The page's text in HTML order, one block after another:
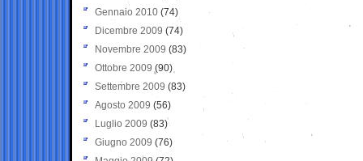
Gennaio 2010 (74)
Dicembre 2009 (74)
Novembre 2009 (83)
Ottobre 2009 (90)
Settembre 2009 (83)
Agosto 2009 (56)
Luglio 2009 (83)
Giugno 2009 (76)